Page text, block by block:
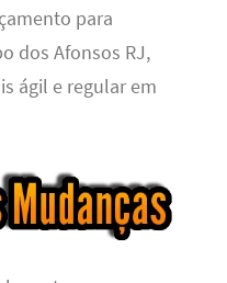
para
dos Afonsos RJ,
ágil e regular em